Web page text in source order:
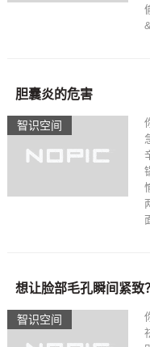
智识空间​
胆囊炎的危害
智识空间​
想让脸部毛孔瞬间紧致